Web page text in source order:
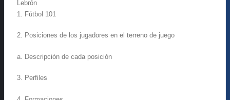
Lebrón
1. Fútbol 101
2. Posiciones de los jugadores en el terreno de juego
a. Descripción de cada posición
3. Perfiles